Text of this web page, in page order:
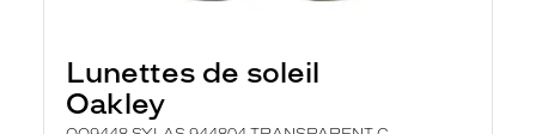
Lunettes de soleil
Oakley